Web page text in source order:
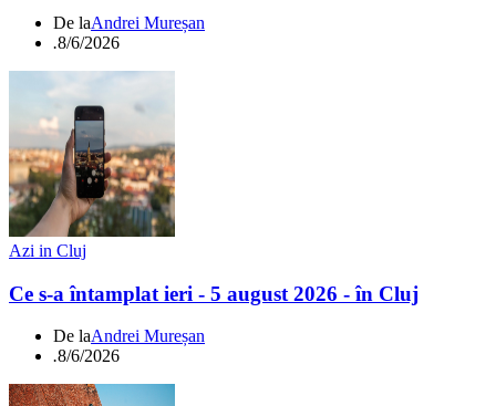
De laAndrei Mureșan
.8/6/2026
Azi in Cluj
Ce s-a întamplat ieri - 5 august 2026 - în Cluj
De laAndrei Mureșan
.8/6/2026